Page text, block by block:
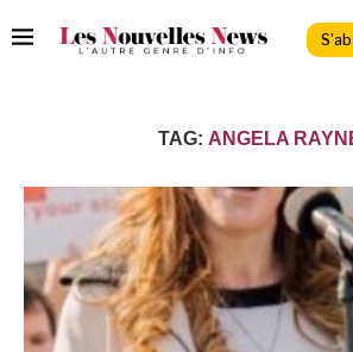
TAG: ANGELA